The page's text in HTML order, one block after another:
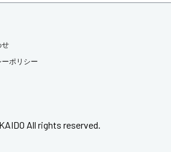
せ
ポリシー
All rights reserved.